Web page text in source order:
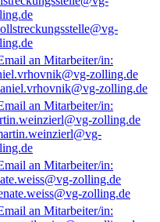
zolling.de
zolling.de